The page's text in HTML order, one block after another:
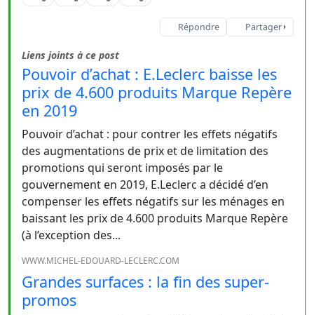
Répondre Partager
Liens joints à ce post
Pouvoir d’achat : E.Leclerc baisse les
prix de 4.600 produits Marque Repère
en 2019
Pouvoir d’achat : pour contrer les effets négatifs
des augmentations de prix et de limitation des
promotions qui seront imposés par le
gouvernement en 2019, E.Leclerc a décidé d’en
compenser les effets négatifs sur les ménages en
baissant les prix de 4.600 produits Marque Repère
(à l’exception des...
WWW.MICHEL-EDOUARD-LECLERC.COM
Grandes surfaces : la fin des super-
promos